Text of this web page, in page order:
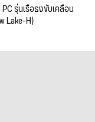
รุ่นเรือธงขับเคลื่อน
Lake-H)